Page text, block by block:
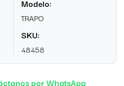
Modelo:
TRAPO
SKU:
48458
por WhatsApp